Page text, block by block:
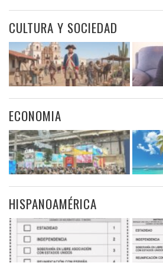
CULTURA Y SOCIEDAD
ECONOMIA
HISPANOAMÉRICA